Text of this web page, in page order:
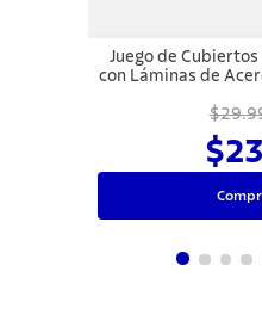
Juego de
con Láminas de